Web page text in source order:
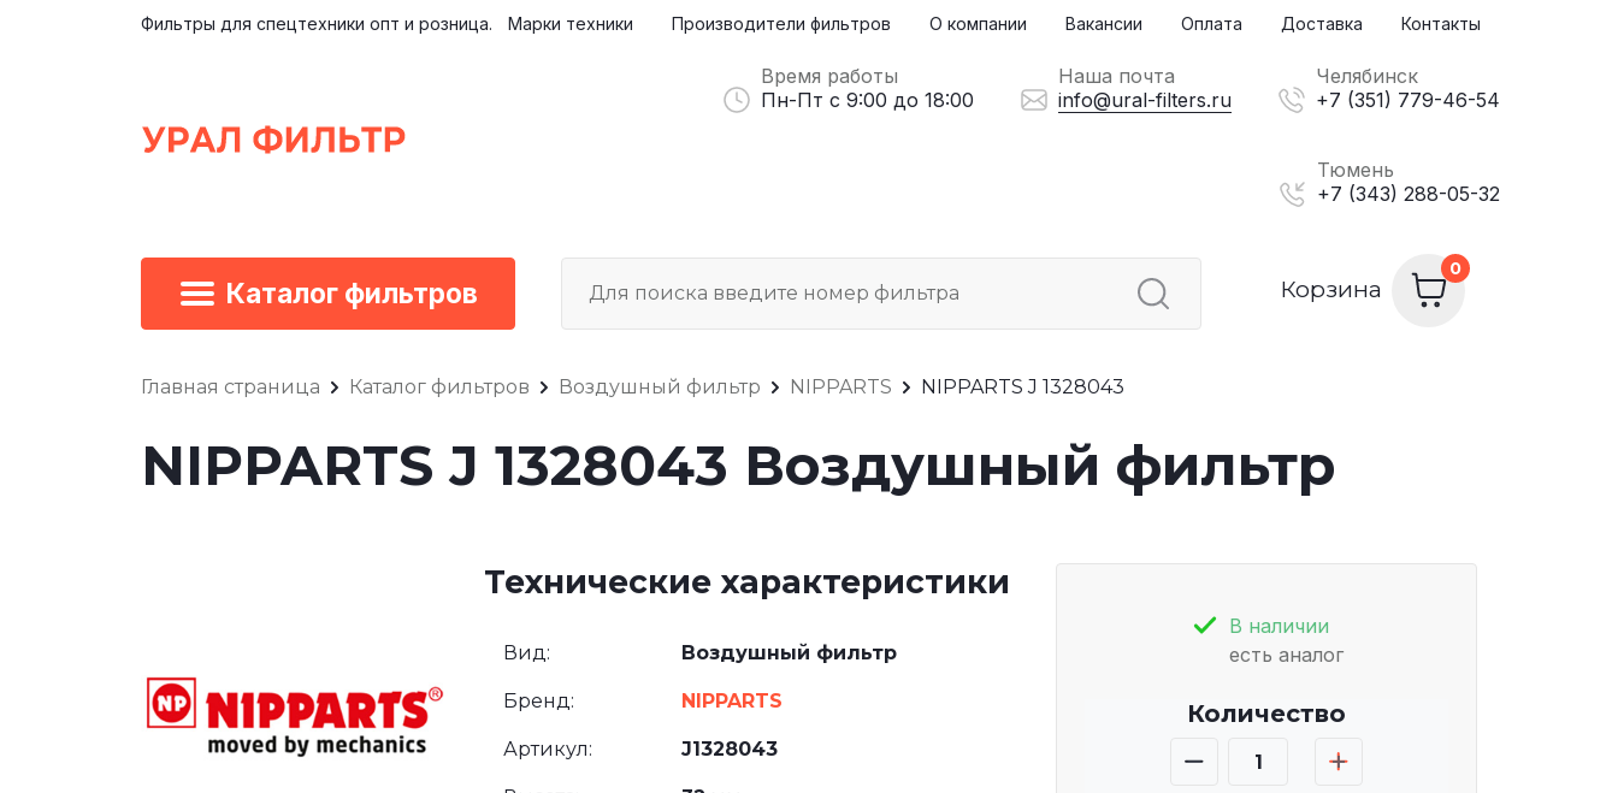
Каталог фильтров Корзина
Фильтры для спецтехники опт и розница. Марки техники Производители фильтров О компании Вакансии Оплата Доставка Контакты
Время работы
Пн-Пт с 9:00 до 18:00
Наша почта
info@ural-filters.ru
Челябинск
+7 (351) 779-46-54
Тюмень
+7 (343) 288-05-32
Главная страница Каталог фильтров Воздушный фильтр NIPPARTS NIPPARTS J 1328043
NIPPARTS J 1328043 Воздушный фильтр
В наличии
есть аналог
Количество
Технические характеристики
Вид: Воздушный фильтр
Бренд: NIPPARTS
Артикул: J1328043